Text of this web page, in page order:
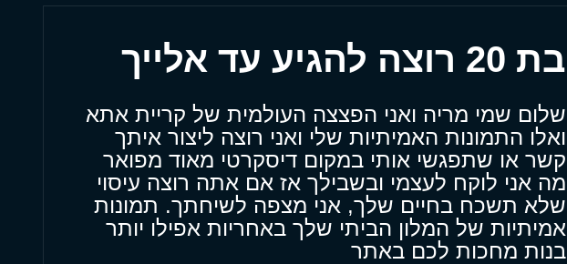
בת 20 רוצה להגיע עד אלייך
שלום שמי מריה ואני הפצצה העולמית של קריית אתא
ואלו התמונות האמיתיות שלי ואני רוצה ליצור איתך
קשר או שתפגשי אותי במקום דיסקרטי מאוד מפואר
מה אני לוקח לעצמי ובשבילך אז אם אתה רוצה עיסוי
שלא תשכח בחיים שלך, אני מצפה לשיחתך. תמונות
אמיתיות של המלון הביתי שלך באחריות אפילו יותר
בנות מחכות לכם באתר